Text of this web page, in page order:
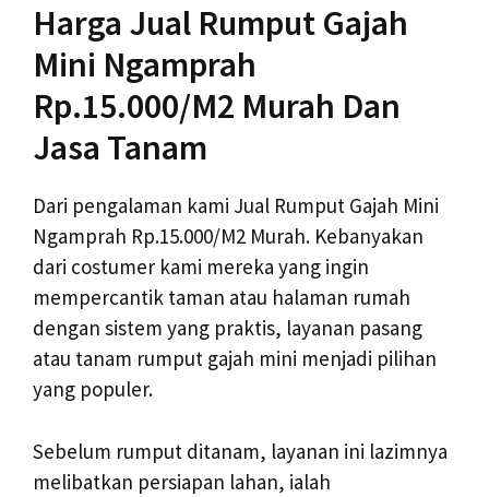
Harga Jual Rumput Gajah
Mini Ngamprah
Rp.15.000/M2 Murah Dan
Jasa Tanam
Dari pengalaman kami Jual Rumput Gajah Mini
Ngamprah Rp.15.000/M2 Murah. Kebanyakan
dari costumer kami mereka yang ingin
mempercantik taman atau halaman rumah
dengan sistem yang praktis, layanan pasang
atau tanam rumput gajah mini menjadi pilihan
yang populer.
Sebelum rumput ditanam, layanan ini lazimnya
melibatkan persiapan lahan, ialah